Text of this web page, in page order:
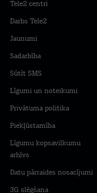
Tele2 centri
Darbs Tele2
Jaunumi
Sadarbība
Sūtīt SMS
Līgumi un noteikumi
Privātuma politika
Piekļūstamība
Līgumu kopsavilkumu
arhīvs
Datu pārraides nosacījumi
3G slēgšana